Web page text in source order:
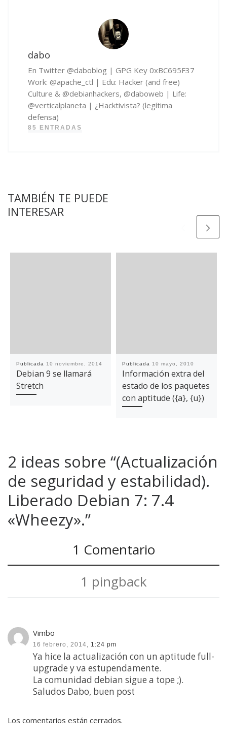
dabo
En Twitter @daboblog | GPG Key 0xBC695F37
Work: @apache_ctl | Edu: Hacker (and free)
Culture & @debianhackers, @daboweb | Life:
@verticalplaneta | ¿Hacktivista? (legítima
defensa)
85 ENTRADAS
TAMBIÉN TE PUEDE
INTERESAR
Publicada 10 noviembre, 2014
Debian 9 se llamará
Stretch
Publicada 10 mayo, 2010
Información extra del
estado de los paquetes
con aptitude ({a}, {u})
2 ideas sobre “(Actualización
de seguridad y estabilidad).
Liberado Debian 7: 7.4
«Wheezy».”
1 Comentario
1 pingback
Vimbo
16 febrero, 2014, 1:24 pm
Ya hice la actualización con un aptitude full-
upgrade y va estupendamente.
La comunidad debian sigue a tope ;).
Saludos Dabo, buen post
Los comentarios están cerrados.